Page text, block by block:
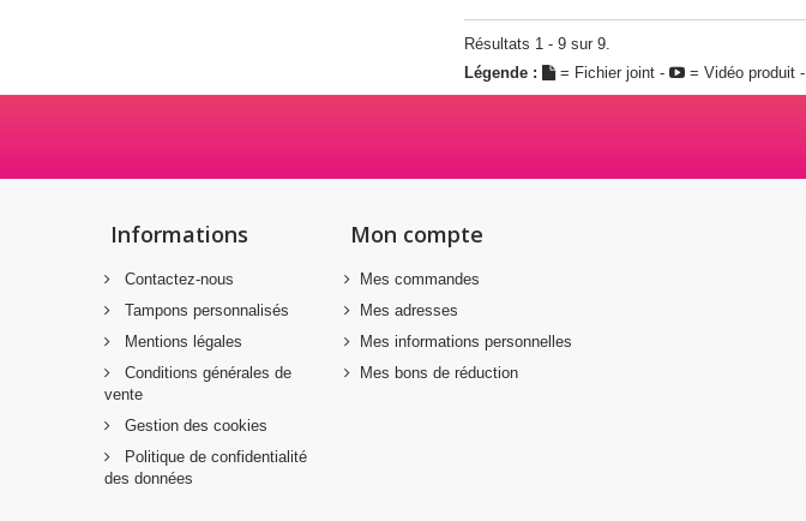
Résultats 1 - 9 sur 9.
Légende :
= Fichier joint - = Vidéo produit -
Informations
Contactez-nous
Tampons personnalisés
Mentions légales
Conditions générales de
vente
Gestion des cookies
Politique de confidentialité
des données
Mon compte
Mes commandes
Mes adresses
Mes informations personnelles
Mes bons de réduction